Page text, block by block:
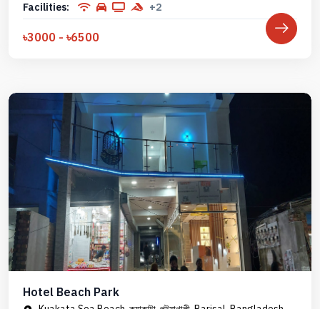
Facilities:
+2
৳3000 - ৳6500
Hotel Beach Park